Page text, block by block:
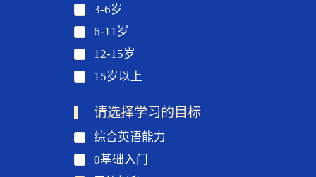
3-6岁
6-11岁
12-15岁
15岁以上
请选择学习的目标
综合英语能力
0基础入门